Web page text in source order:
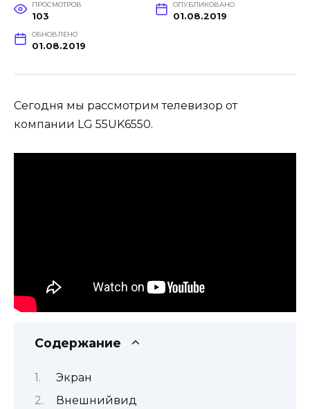
ПРОСМОТРОВ
103
ОПУБЛИКОВАНО
01.08.2019
ОБНОВЛЕНО
01.08.2019
Сегодня мы рассмотрим телевизор от
компании LG 55UK6550.
Содержание
Экран
Внешнийвид